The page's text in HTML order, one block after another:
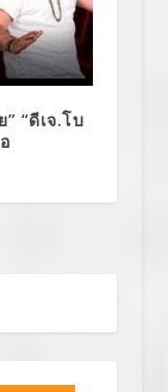
“ดีเจ.โบ